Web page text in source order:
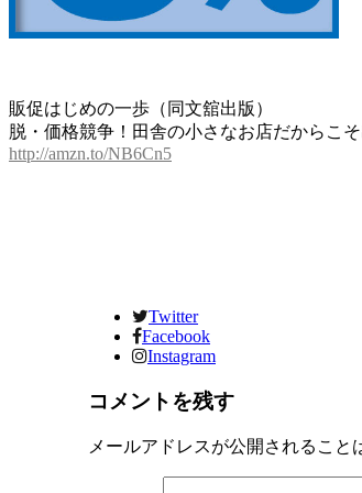
販促はじめの一歩（同文舘出版）
脱・価格競争！田舎の小さなお店だからこ
http://amzn.to/NB6Cn5
Twitter
Facebook
Instagram
コメントを残す
メールアドレスが公開されること